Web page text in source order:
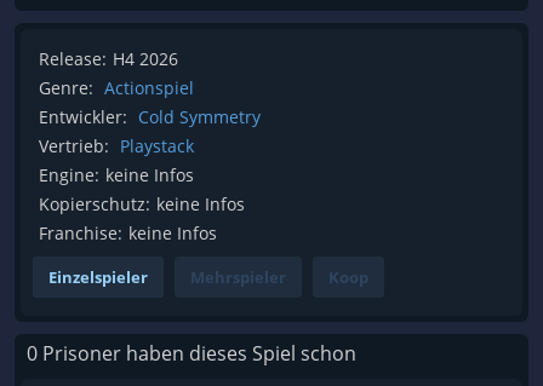
Release: H4 2026
Genre: Actionspiel
Entwickler: Cold Symmetry
Vertrieb: Playstack
Engine: keine Infos
Kopierschutz: keine Infos
Franchise: keine Infos
Einzelspieler Mehrspieler Koop
0 Prisoner haben dieses Spiel schon